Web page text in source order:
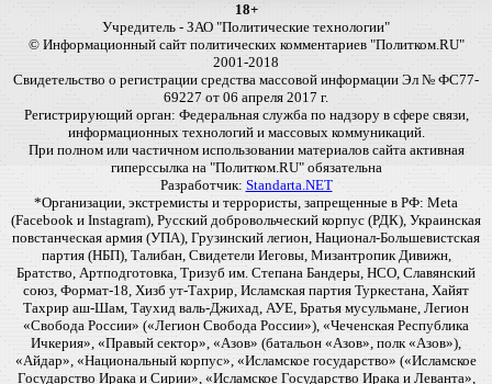
18+
Учредитель - ЗАО "Политические технологии"
© Информационный сайт политических комментариев "Политком.RU"
2001-2018
Свидетельство о регистрации средства массовой информации Эл № ФС77-
69227 от 06 апреля 2017 г.
Регистрирующий орган: Федеральная служба по надзору в сфере связи,
информационных технологий и массовых коммуникаций.
При полном или частичном использовании материалов сайта активная
гиперссылка на "Политком.RU" обязательна
Разработчик: Standarta.NET
*Организации, экстремисты и террористы, запрещенные в РФ: Meta
(Facebook и Instagram), Русский добровольческий корпус (РДК), Украинская
повстанческая армия (УПА), Грузинский легион, Национал-Большевистская
партия (НБП), Талибан, Свидетели Иеговы, Мизантропик Дивижн,
Братство, Артподготовка, Тризуб им. Степана Бандеры, НСО, Славянский
союз, Формат-18, Хизб ут-Тахрир, Исламская партия Туркестана, Хайят
Тахрир аш-Шам, Таухид валь-Джихад, АУЕ, Братья мусульмане, Легион
«Свобода России» («Легион Свобода России»), «Чеченская Республика
Ичкерия», «Правый сектор», «Азов» (батальон «Азов», полк «Азов»),
«Айдар», «Национальный корпус», «Исламское государство» («Исламское
Государство Ирака и Сирии», «Исламское Государство Ирака и Леванта»,